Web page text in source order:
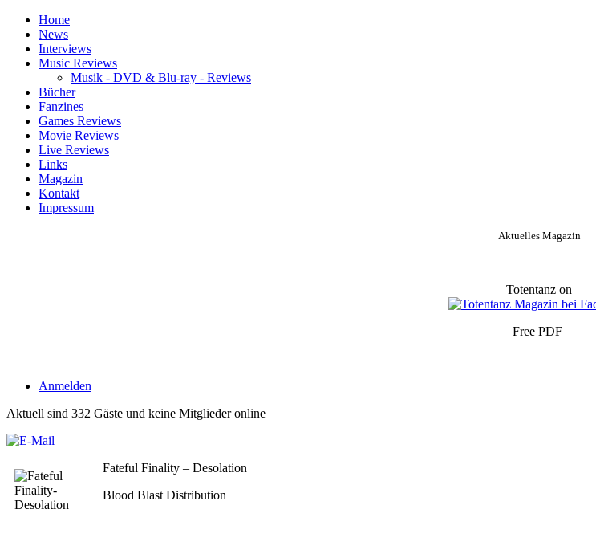
Home
News
Interviews
Music Reviews
Musik - DVD & Blu-ray - Reviews
Bücher
Fanzines
Games Reviews
Movie Reviews
Live Reviews
Links
Magazin
Kontakt
Impressum
Aktuelles Magazin
Totentanz on
Free PDF
Anmelden
Aktuell sind 332 Gäste und keine Mitglieder online
Fateful Finality – Desolation
Blood Blast Distribution